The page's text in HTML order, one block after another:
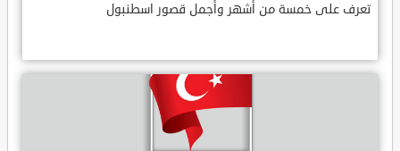
تعرف على خمسة من أشهر وأجمل قصور اسطنبول